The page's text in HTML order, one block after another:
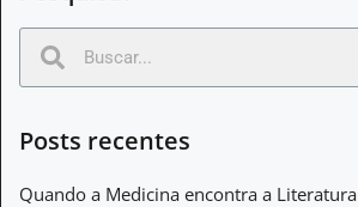
Posts recentes
Quando a Medicina encontra a Literatura